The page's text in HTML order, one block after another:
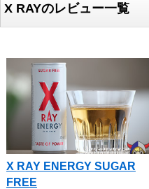
X RAYのレビュー一覧
X RAY ENERGY SUGAR
FREE